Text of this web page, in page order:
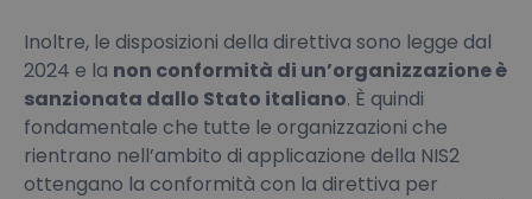
Inoltre, le disposizioni della direttiva sono legge dal
2024 e la non conformità di un’organizzazione è
sanzionata dallo Stato italiano. È quindi
fondamentale che tutte le organizzazioni che
rientrano nell’ambito di applicazione della NIS2
ottengano la conformità con la direttiva per